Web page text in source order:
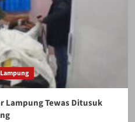
Lampung Tewas Ditusuk